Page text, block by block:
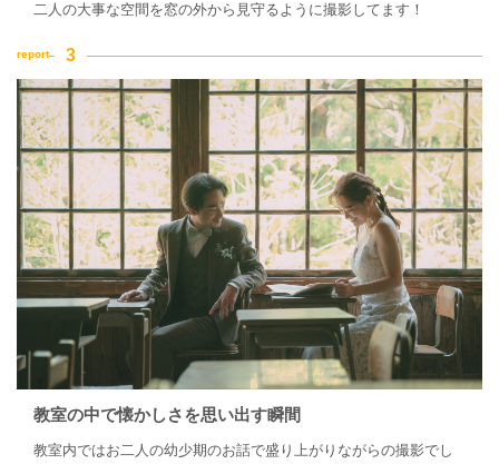
二人の大事な空間を窓の外から見守るように撮影してます！
教室の中で懐かしさを思い出す瞬間
教室内ではお二人の幼少期のお話で盛り上がりながらの撮影でし